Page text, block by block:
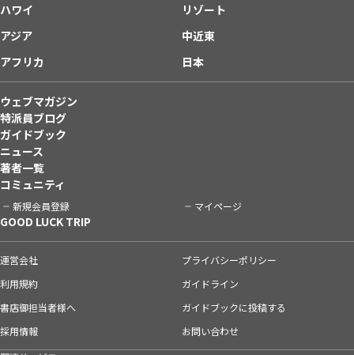
ハワイ
リゾート
アジア
中近東
アフリカ
日本
ウェブマガジン
特派員ブログ
ガイドブック
ニュース
著者一覧
コミュニティ
新規会員登録 マイページ
GOOD LUCK TRIP
運営会社
プライバシーポリシー
利用規約
ガイドライン
書店御担当者様へ
ガイドブックに投稿する
採用情報
お問い合わせ